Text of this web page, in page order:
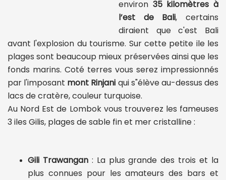
environ 35 kilomètres à
l’est de Bali, certains
diraient que c'est Bali
avant l'explosion du tourisme. Sur cette petite ile les
plages sont beaucoup mieux préservées ainsi que les
fonds marins. Coté terres vous serez impressionnés
par l'imposant mont Rinjani qui s"élève au-dessus des
lacs de cratère, couleur turquoise.
Au Nord Est de Lombok vous trouverez les fameuses
3 iles Gilis, plages de sable fin et mer cristalline :
Gili Trawangan : La plus grande des trois et la
plus connues pour les amateurs des bars et